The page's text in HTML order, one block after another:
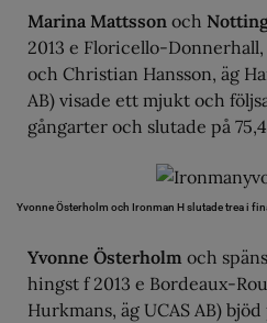
Marina Mattsson och
2013 e Floricello-
och Christian Hansson, äg
AB) visade ett mjukt och
gångarter och slutade på
Yvonne Österholm och Ironman H slutade trea i
Yvonne Österholm och
hingst f 2013 e Bordeaux-
Hurkmans, äg UCAS AB)